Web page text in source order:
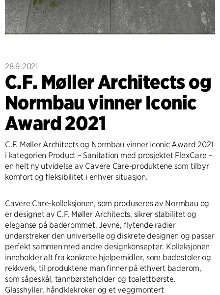
28.9.2021
C.F. Møller Architects og
Normbau vinner Iconic
Award 2021
C.F. Møller Architects og Normbau vinner Iconic Award 2021
i kategorien Product – Sanitation med prosjektet FlexCare –
en helt ny utvidelse av Cavere Care-produktene som tilbyr
komfort og fleksibilitet i enhver situasjon.
Cavere Care-kolleksjonen, som produseres av Normbau og
er designet av C.F. Møller Architects, sikrer stabilitet og
eleganse på baderommet. Jevne, flytende radier
understreker den universelle og diskrete designen og passer
perfekt sammen med andre designkonsepter. Kolleksjonen
inneholder alt fra konkrete hjelpemidler, som badestoler og
rekkverk, til produktene man finner på ethvert baderom,
som såpeskål, tannbørsteholder og toalettbørste.
Glasshyller, håndklekroker og et veggmontert